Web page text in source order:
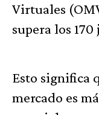
Virtuales
supera los
Esto significa
mercado es